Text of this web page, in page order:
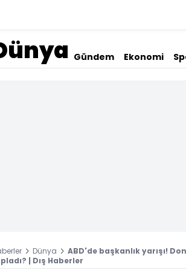
Gündem Ekonomi
Dünya
ABD'de başkanlık yarışı!
| Dış Haberler